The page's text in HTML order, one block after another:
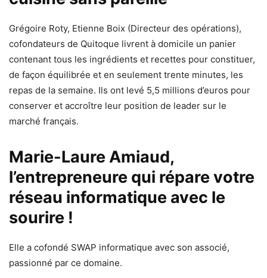
Grégoire Roty, Etienne Boix (Directeur des opérations),
cofondateurs de Quitoque livrent à domicile un panier
contenant tous les ingrédients et recettes pour constituer,
de façon équilibrée et en seulement trente minutes, les
repas de la semaine. Ils ont levé 5,5 millions d’euros pour
conserver et accroître leur position de leader sur le
marché français.
Marie-Laure Amiaud,
l’entrepreneure qui répare votre
réseau informatique avec le
sourire !
Elle a cofondé SWAP informatique avec son associé,
passionné par ce domaine.